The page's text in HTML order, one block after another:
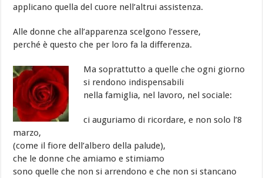
applicano quella del cuore nell’altrui assistenza.
Alle donne che all’apparenza scelgono l’essere,
perché è questo che per loro fa la differenza.
Ma soprattutto a quelle che ogni giorno
si rendono indispensabili
nella famiglia, nel lavoro, nel sociale:
ci auguriamo di ricordare, e non solo l’8
marzo,
(come il fiore dell’albero della palude),
che le donne che amiamo e stimiamo
sono quelle che non si arrendono e che non si stancano